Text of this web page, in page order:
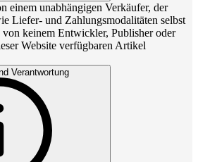
einem unabhängigen Verkäufer, der
Liefer- und Zahlungsmodalitäten selbst
keinem Entwickler, Publisher oder
Website verfügbaren Artikel
Verantwortung